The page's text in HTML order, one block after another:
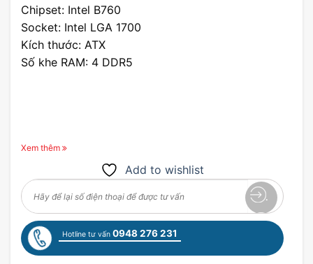
Chipset: Intel B760
Socket: Intel LGA 1700
Kích thước: ATX
Số khe RAM: 4 DDR5
Xem thêm
Add to wishlist
Hotline tư vấn 0948 276 231